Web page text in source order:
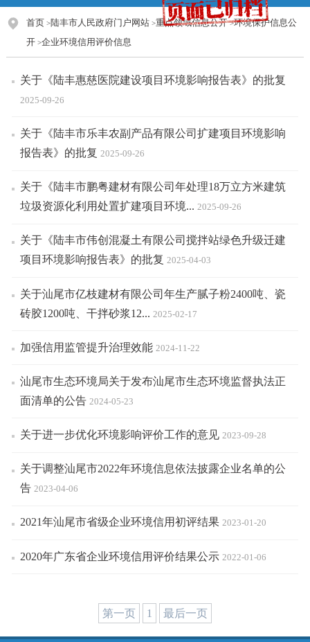
首页 >陆丰市人民政府门户网站>重点领域信息公开>环境保护信息公
开>企业环境信用评价信息
关于《陆丰惠慈医院建设项目环境影响报告表》的批复
2025-09-26
关于《陆丰市乐丰农副产品有限公司扩建项目环境影响
报告表》的批复 2025-09-26
关于《陆丰市鹏粤建材有限公司年处理18万立方米建筑
垃圾资源化利用处置扩建项目环境... 2025-09-26
关于《陆丰市伟创混凝土有限公司搅拌站绿色升级迁建
项目环境影响报告表》的批复 2025-04-03
关于汕尾市亿枝建材有限公司年生产腻子粉2400吨、瓷
砖胶1200吨、干拌砂浆12... 2025-02-17
加强信用监管提升治理效能 2024-11-22
汕尾市生态环境局关于发布汕尾市生态环境监督执法正
面清单的公告 2024-05-23
关于进一步优化环境影响评价工作的意见 2023-09-28
关于调整汕尾市2022年环境信息依法披露企业名单的公
告 2023-04-06
2021年汕尾市省级企业环境信用初评结果 2023-01-20
2020年广东省企业环境信用评价结果公示 2022-01-06
第一页 1 最后一页